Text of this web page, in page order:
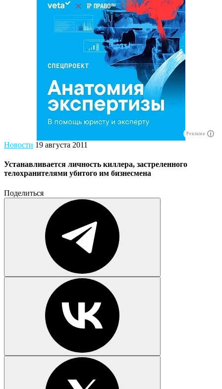
Реклама
Новости 19 августа 2011
Устанавливается личность киллера, застреленного
телохранителями убитого им бизнесмена
Поделиться